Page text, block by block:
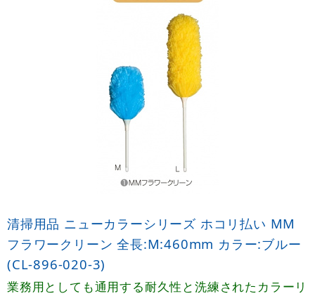
清掃用品 ニューカラーシリーズ ホコリ払い MM
フラワークリーン 全長:M:460mm カラー:ブルー
(CL-896-020-3)
業務用としても通用する耐久性と洗練されたカラーリ